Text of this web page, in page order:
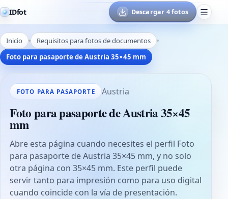
IDfot Descargar 4 fotos
Inicio
Requisitos para fotos de documentos
Foto para pasaporte de Austria 35×45 mm
FOTO PARA PASAPORTE Austria
Foto para pasaporte de Austria 35×45
mm
Abre esta página cuando necesites el perfil Foto
para pasaporte de Austria 35×45 mm, y no solo
otra página con 35×45 mm. Este perfil puede
servir tanto para impresión como para uso digital
cuando coincide con la vía de presentación.